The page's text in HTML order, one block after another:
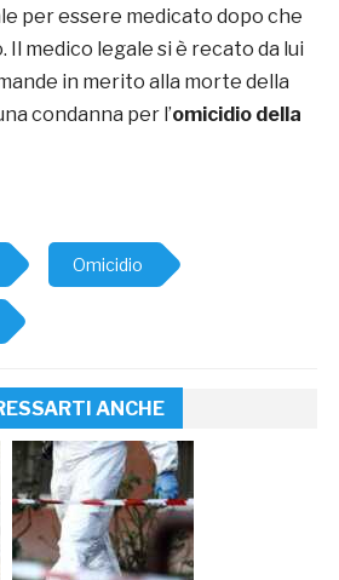
per essere medicato dopo che
Il medico legale si è recato da lui
in merito alla morte della
condanna per l’omicidio della
Omicidio
ANCHE